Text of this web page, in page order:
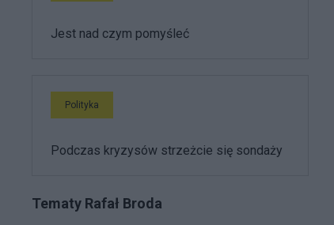
Jest nad czym pomyśleć
Polityka
Podczas kryzysów strzeżcie się sondaży
Tematy Rafał Broda